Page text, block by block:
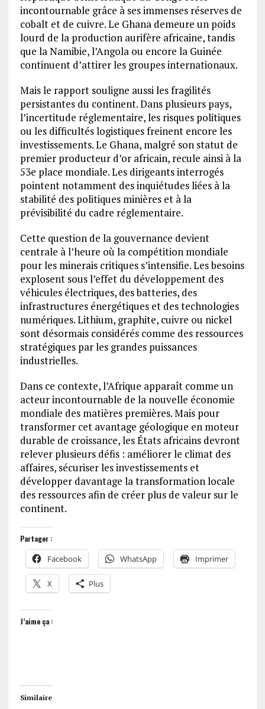
incontournable grâce à ses immenses réserves de
cobalt et de cuivre. Le Ghana demeure un poids
lourd de la production aurifère africaine, tandis
que la Namibie, l’Angola ou encore la Guinée
continuent d’attirer les groupes internationaux.
Mais le rapport souligne aussi les fragilités
persistantes du continent. Dans plusieurs pays,
l’incertitude réglementaire, les risques politiques
ou les difficultés logistiques freinent encore les
investissements. Le Ghana, malgré son statut de
premier producteur d’or africain, recule ainsi à la
53e place mondiale. Les dirigeants interrogés
pointent notamment des inquiétudes liées à la
stabilité des politiques minières et à la
prévisibilité du cadre réglementaire.
Cette question de la gouvernance devient
centrale à l’heure où la compétition mondiale
pour les minerais critiques s’intensifie. Les besoins
explosent sous l’effet du développement des
véhicules électriques, des batteries, des
infrastructures énergétiques et des technologies
numériques. Lithium, graphite, cuivre ou nickel
sont désormais considérés comme des ressources
stratégiques par les grandes puissances
industrielles.
Dans ce contexte, l’Afrique apparaît comme un
acteur incontournable de la nouvelle économie
mondiale des matières premières. Mais pour
transformer cet avantage géologique en moteur
durable de croissance, les États africains devront
relever plusieurs défis : améliorer le climat des
affaires, sécuriser les investissements et
développer davantage la transformation locale
des ressources afin de créer plus de valeur sur le
continent.
Partager :
Facebook WhatsApp Imprimer
X Plus
J’aime ça :
Similaire